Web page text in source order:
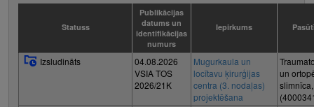
Statuss
Publikācijas
datums un
identifikācijas
numurs
Iepirkums
Izsludināts
04.08.2026
VSIA TOS
2026/21K
Mugurkaula un
locītavu ķirurģijas
centra (3. nodaļas)
projektēšana
un